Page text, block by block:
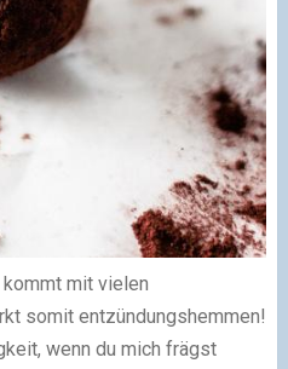
mit vielen
somit entzündungshemmen!
wenn du mich frägst